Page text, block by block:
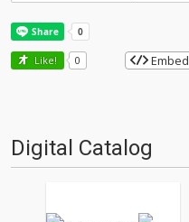
Like! 0 Embed
Digital Catalog